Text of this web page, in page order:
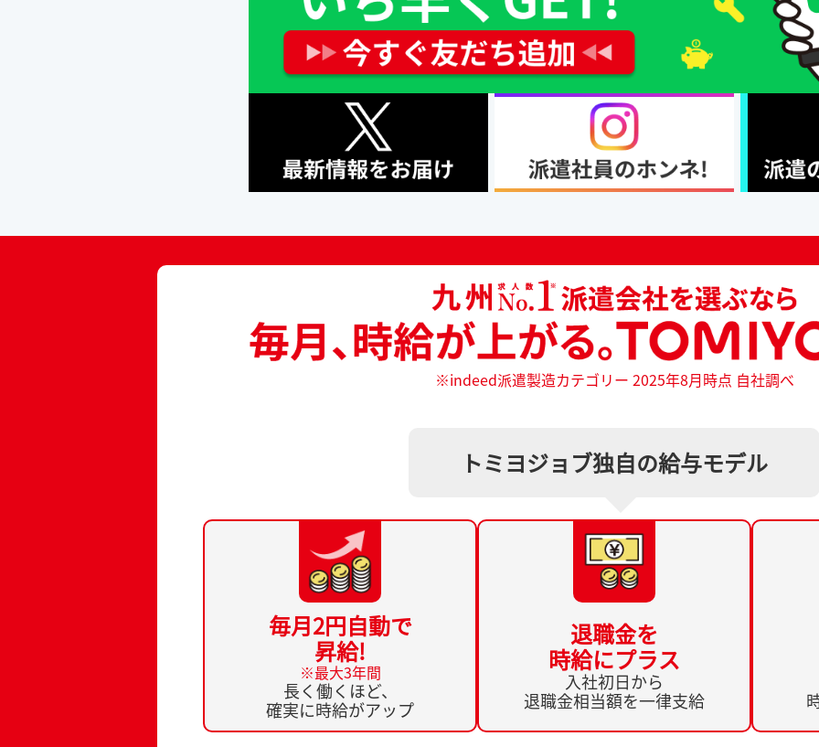
※indeed派遣製造カテゴリー 2025年8月時点 自社調べ
トミヨジョブ独自の給与モデル
毎月2円自動で
昇給!
※最大3年間
長く働くほど、
確実に時給がアップ
退職金を
時給にプラス
入社初日から
退職金相当額を一律支給